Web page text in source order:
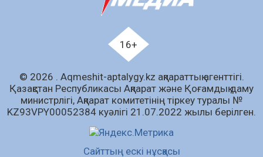
«Дауыс беру учаскесін қалай табуға болады?»￼
07.08.2026 70 0
Барлық жаңалық
16+
© 2026 . Аqmeshit-aptalygy.kz ақпараттық агенттігі.
Қазақстан Республикасы Ақпарат және Қоғамдық даму
министрлігі, Ақпарат комитетінің тіркеу туралы №
KZ93VPY00052384 куәлігі 21.07.2022 жылы берілген.
Сайттың ескі нұсқасы